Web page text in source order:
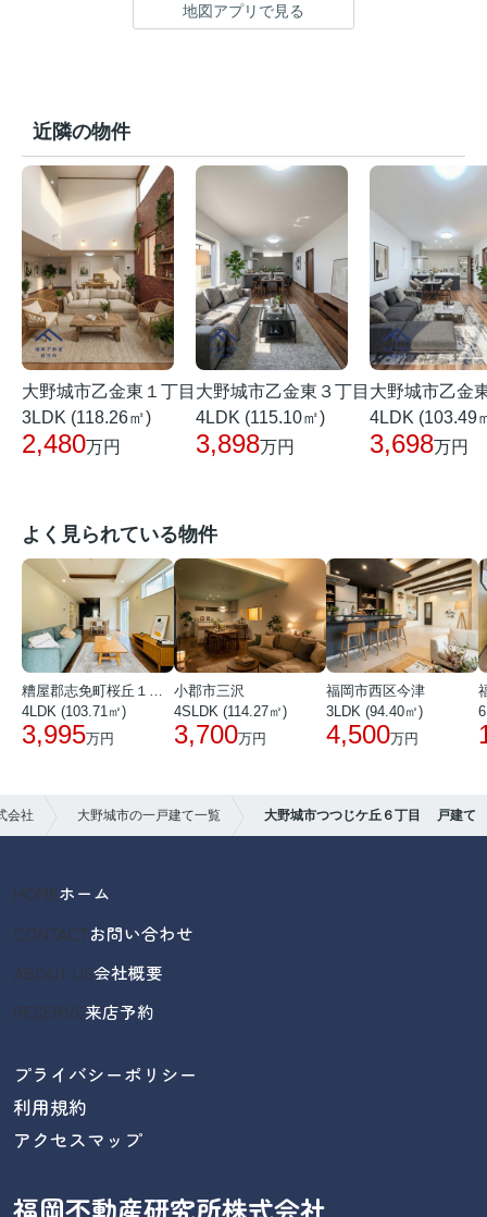
地図アプリで見る
近隣の物件
大野城市乙金東１丁目
3LDK (118.26㎡)
2,480万円
大野城市乙金東３丁目
4LDK (115.10㎡)
3,898万円
大野城市乙金
4LDK (103.49
3,698万円
よく見られている物件
4LDK (103.71㎡)
3,995万円
小郡市三沢
4SLDK (114.27㎡)
3,700万円
福岡市西区今津
3LDK (94.40㎡)
4,500万円
会社 大野城市の一戸建て一覧 大野城市つつじケ丘６丁目 戸建て
HOMEホーム
CONTACTお問い合わせ
ABOUT US会社概要
RESERVE来店予約
プライバシーポリシー
利用規約
アクセスマップ
福岡不動産研究所株式会社